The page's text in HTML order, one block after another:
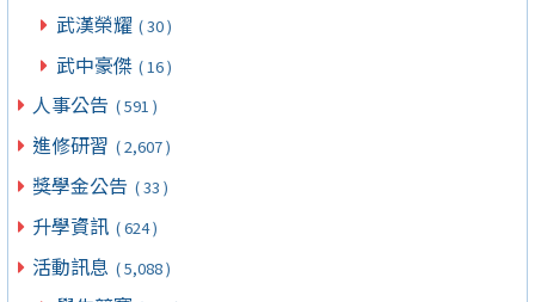
武漢榮耀 ( 30 )
武中豪傑 ( 16 )
人事公告 ( 591 )
進修研習 ( 2,607 )
獎學金公告 ( 33 )
升學資訊 ( 624 )
活動訊息 ( 5,088 )